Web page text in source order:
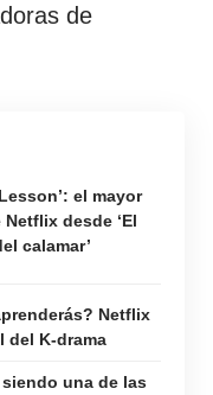
de
el mayor
desde ‘El
calamar’
Netflix
del K-drama
una de las